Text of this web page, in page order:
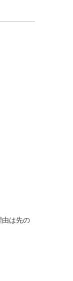
は先の